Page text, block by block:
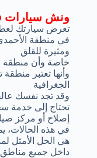
ونش سيارات
تعرض سيارتك
في منطقة
ومثيرة للقلق
خاصة وأن منطقة
وأنها تعتبر
الجغرافية
وقد تجد نفسك
تحتاج إلى خدمة
إصلاح أو مركز
في هذه
هي الحل الأمثل
داخل جميع